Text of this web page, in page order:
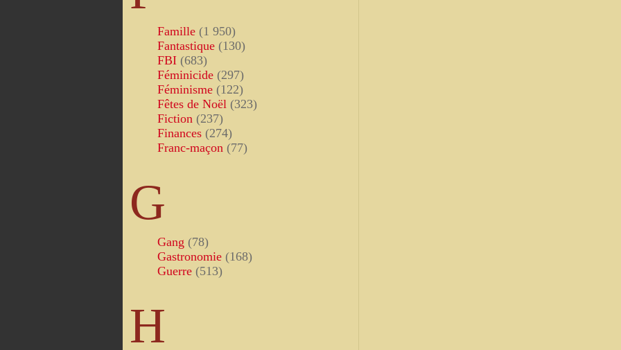
Famille (1 950)
Fantastique (130)
FBI (683)
Féminicide (297)
Féminisme (122)
Fêtes de Noël (323)
Fiction (237)
Finances (274)
Franc-maçon (77)
G
Gang (78)
Gastronomie (168)
Guerre (513)
H